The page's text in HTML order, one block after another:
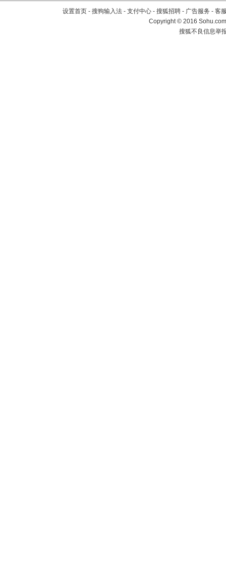
设置首页 - 搜狗输入法 - 支付中心 - 搜狐招聘 - 广告服务 - 客
Copyright©2016
搜狐不良信息举